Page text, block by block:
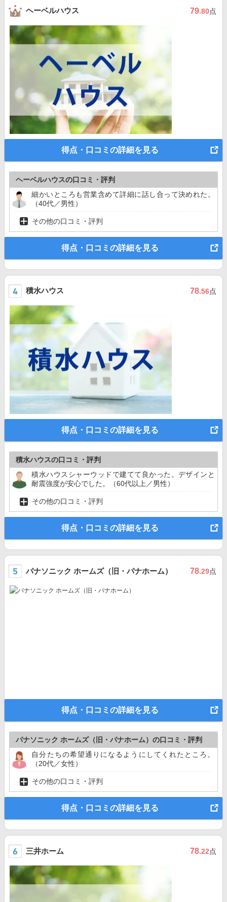
ヘーベルハウス 79.80点
得点・口コミの詳細を見る
ヘーベルハウスの口コミ・評判
細かいところも営業含めて詳細に話し合って決めれた。
（40代／男性）
その他の口コミ・評判
得点・口コミの詳細を見る
積水ハウス 78.56点
得点・口コミの詳細を見る
積水ハウスの口コミ・評判
積水ハウスシャーウッドで建てて良かった。デザインと
耐震強度が安心でした。（60代以上／男性）
その他の口コミ・評判
得点・口コミの詳細を見る
パナソニック ホームズ（旧・パナホーム） 78.29点
得点・口コミの詳細を見る
パナソニック ホームズ（旧・パナホーム）の口コミ・評判
自分たちの希望通りになるようにしてくれたところ。
（20代／女性）
その他の口コミ・評判
得点・口コミの詳細を見る
三井ホーム 78.22点